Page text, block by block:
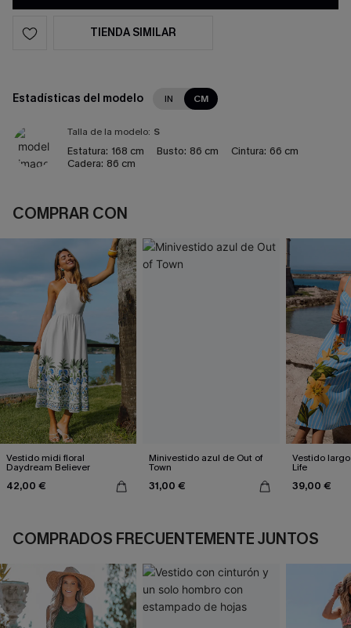
TIENDA SIMILAR
Estadísticas del modelo IN CM
Talla de la modelo: S
Estatura: 168 cm Busto: 86 cm Cintura: 66 cm
Cadera: 86 cm
COMPRAR CON
Vestido midi floral
Daydream Believer
42,00 €
Minivestido azul de Out of
Town
31,00 €
Vestido
Life
39,00 €
COMPRADOS FRECUENTEMENTE JUNTOS